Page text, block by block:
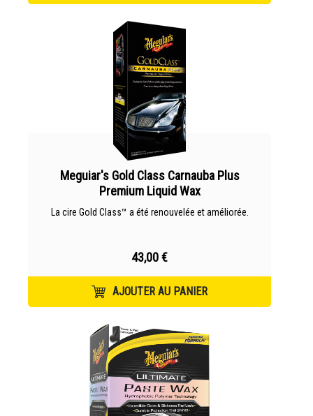
Meguiar's Gold Class Carnauba Plus
Premium Liquid Wax
La cire Gold Class™ a été renouvelée et améliorée.
43,00 €
AJOUTER AU PANIER